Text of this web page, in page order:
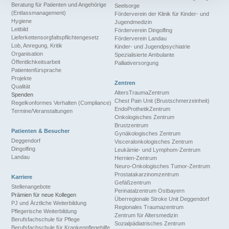
Beratung für Patienten und Angehörige
(Entlassmanagement)
Hygiene
Leitbild
Lieferkettensorgfaltspflichtengesetz
Lob, Anregung, Kritik
Organisation
Öffentlichkeitsarbeit
Patientenfürsprache
Projekte
Qualität
Spenden
Regelkonformes Verhalten (Compliance)
Termine/Veranstaltungen
Seelsorge
Förderverein der Klinik für Kinder- und
Jugendmedizin
Förderverein Dingolfing
Förderverein Landau
Kinder- und Jugendpsychiatrie
Spezialisierte Ambulante
Palliativersorgung
Zentren
AltersTraumaZentrum
Chest Pain Unit (Brustschmerzeinheit)
EndoProthetikZentrum
Onkologisches Zentrum
Brustzentrum
Gynäkologisches Zentrum
Visceralonkologisches Zentrum
Leukämie- und Lymphom-Zentrum
Hernien-Zentrum
Neuro-Onkologisches Tumor-Zentrum
Prostatakarzinomzentrum
Gefäßzentrum
Perinatalzentrum Ostbayern
Überregionale Stroke Unit Deggendorf
Regionales Traumazentrum
Zentrum für Altersmedizin
Sozialpädiatrisches Zentrum
Patienten & Besucher
Deggendorf
Dingolfing
Landau
Karriere
Stellenangebote
Prämien für neue Kollegen
PJ und Ärztliche Weiterbildung
Pflegerische Weiterbildung
Berufsfachschule für Pflege
Berufsfachschule für Krankenpflegehilfe